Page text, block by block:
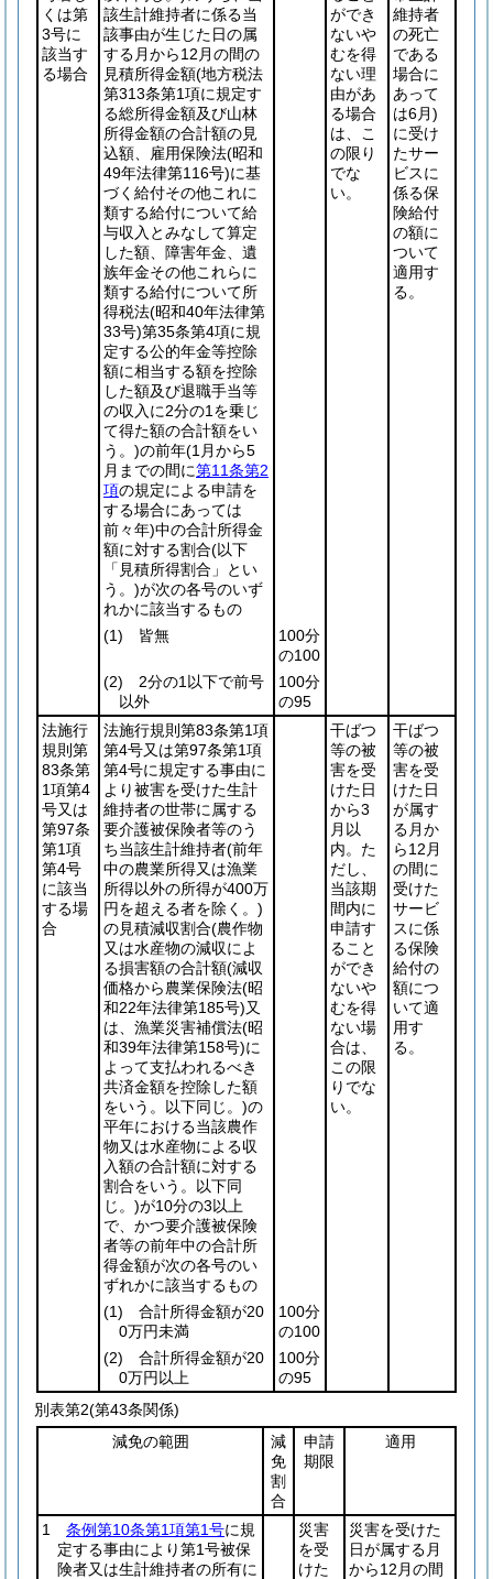
くは第
3号に
該当す
る場合
該生計維持者に係る当
該事由が生じた日の属
する月から12月の間の
見積所得金額(地方税法
第313条第1項に規定す
る総所得金額及び山林
所得金額の合計額の見
込額、雇用保険法(昭和
49年法律第116号)に基
づく給付その他これに
類する給付について給
与収入とみなして算定
した額、障害年金、遺
族年金その他これらに
類する給付について所
得税法(昭和40年法律第
33号)第35条第4項に規
定する公的年金等控除
額に相当する額を控除
した額及び退職手当等
の収入に2分の1を乗じ
て得た額の合計額をい
う。)の前年(1月から5
月までの間に第11条第2
項の規定による申請を
する場合にあっては
前々年)中の合計所得金
額に対する割合(以下
「見積所得割合」とい
う。)が次の各号のいず
れかに該当するもの
ができ
ないや
むを得
ない理
由があ
る場合
は、こ
の限り
でな
い。
維持者
の死亡
である
場合に
あって
は6月)
に受け
たサー
ビスに
係る保
険給付
の額に
ついて
適用す
る。
(1) 皆無
100分
の100
(2) 2分の1以下で前号
以外
100分
の95
法施行
規則第
83条第
1項第4
号又は
第97条
第1項
第4号
に該当
する場
合
法施行規則第83条第1項
第4号又は第97条第1項
第4号に規定する事由に
より被害を受けた生計
維持者の世帯に属する
要介護被保険者等のう
ち当該生計維持者(前年
中の農業所得又は漁業
所得以外の所得が400万
円を超える者を除く。)
の見積減収割合(農作物
又は水産物の減収によ
る損害額の合計額(減収
価格から農業保険法(昭
和22年法律第185号)又
は、漁業災害補償法(昭
和39年法律第158号)に
よって支払われるべき
共済金額を控除した額
をいう。以下同じ。)の
平年における当該農作
物又は水産物による収
入額の合計額に対する
割合をいう。以下同
じ。)が10分の3以上
で、かつ要介護被保険
者等の前年中の合計所
得金額が次の各号のい
ずれかに該当するもの
干ばつ
等の被
害を受
けた日
から3
月以
内。た
だし、
当該期
間内に
申請す
ること
ができ
ないや
むを得
ない場
合は、
この限
りでな
い。
干ばつ
等の被
害を受
けた日
が属す
る月か
ら12月
の間に
受けた
サービ
スに係
る保険
給付の
額につ
いて適
用す
る。
(1) 合計所得金額が20
0万円未満
100分
の100
(2) 合計所得金額が20
0万円以上
100分
の95
別表第2(第43条関係)
減免の範囲
減
免
割
合
申請
期限
適用
1 条例第10条第1項第1号に規
定する事由により第1号被保
険者又は生計維持者の所有に
災害
を受
けた
災害を受けた
日が属する月
から12月の間